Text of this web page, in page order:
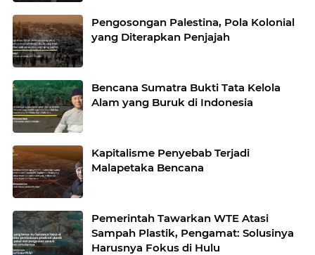
Pengosongan Palestina, Pola Kolonial
yang Diterapkan Penjajah
Bencana Sumatra Bukti Tata Kelola
Alam yang Buruk di Indonesia
Kapitalisme Penyebab Terjadi
Malapetaka Bencana
Pemerintah Tawarkan WTE Atasi
Sampah Plastik, Pengamat: Solusinya
Harusnya Fokus di Hulu